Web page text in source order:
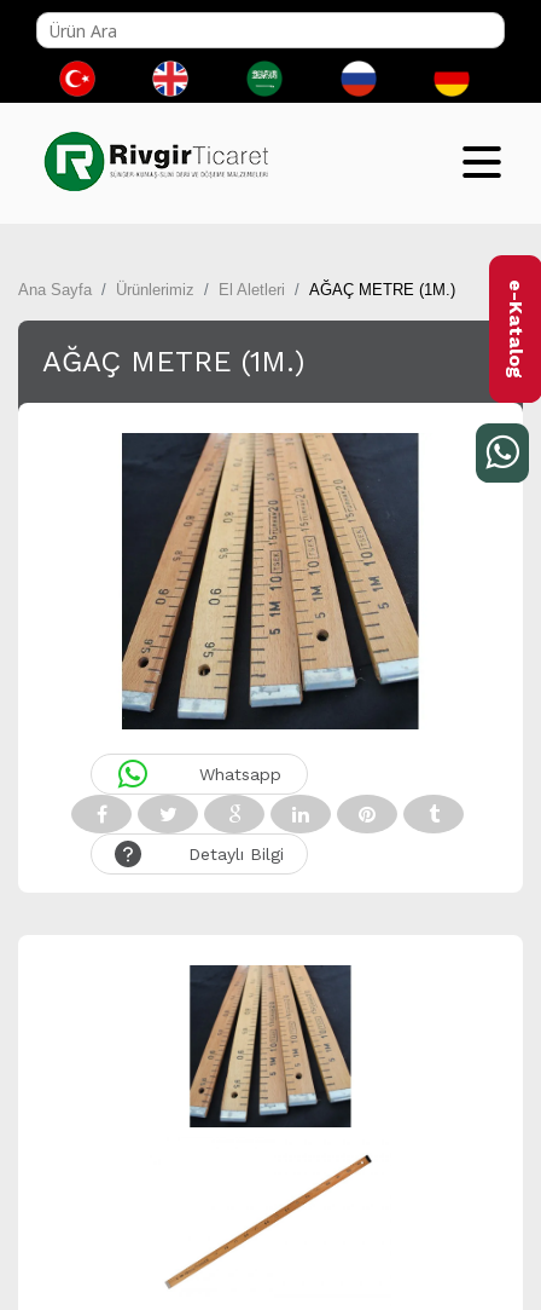
Ana Sayfa Ürünlerimiz El Aletleri AĞAÇ METRE (1M.)
AĞAÇ METRE (1M.)
Whatsapp
Detaylı Bilgi
e-Katalog